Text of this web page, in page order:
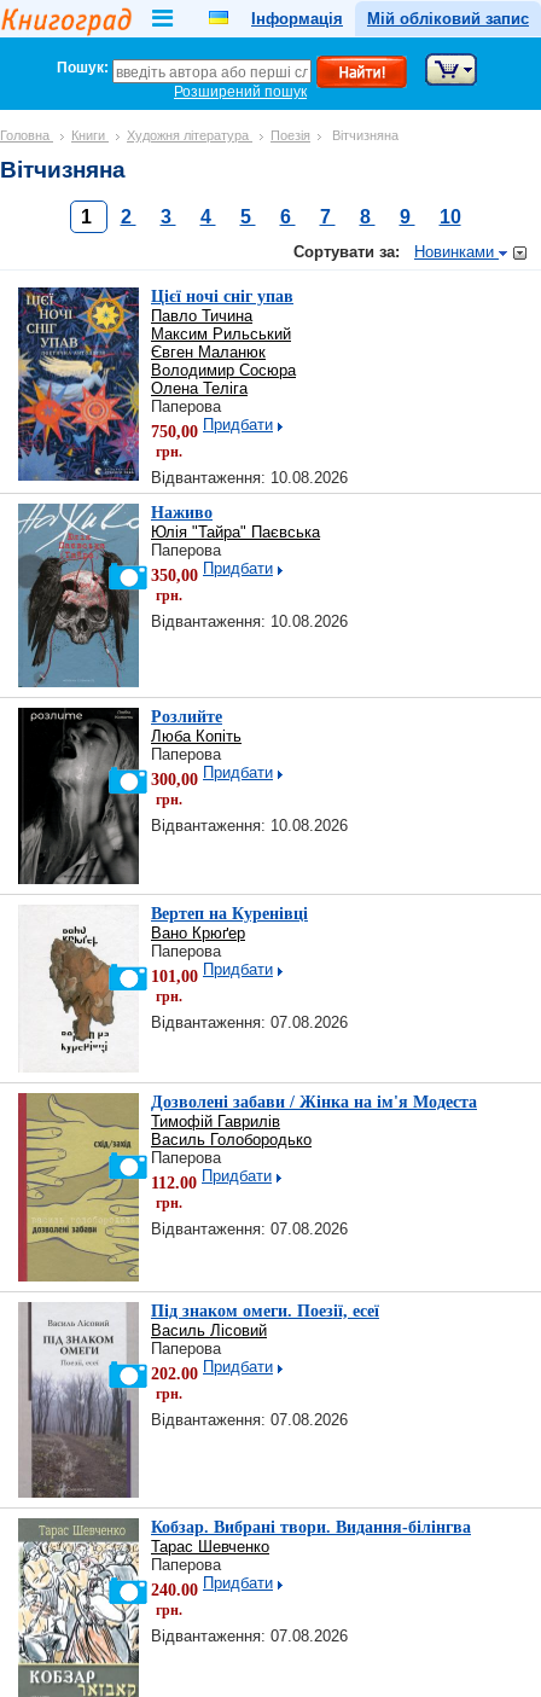
Інформація Мій обліковий запис
Пошук:
Розширений пошук
Головна Книги Художня література Поезія Вітчизняна
Вітчизняна
1 2 3 4 5 6 7 8 9 10
Сортувати за: Новинками
Цієї ночі сніг упав
Павло Тичина
Максим Рильський
Євген Маланюк
Володимир Сосюра
Олена Теліга
Паперова
750,00
грн.
Придбати
Відвантаження: 10.08.2026
Наживо
Юлія "Тайра" Паєвська
Паперова
350,00
грн.
Придбати
Відвантаження: 10.08.2026
Розлийте
Люба Копіть
Паперова
300,00
грн.
Придбати
Відвантаження: 10.08.2026
Вертеп на Куренівці
Вано Крюґер
Паперова
101,00
грн.
Придбати
Відвантаження: 07.08.2026
Дозволені забави / Жінка на ім'я Модеста
Тимофій Гаврилів
Василь Голобородько
Паперова
112.00
грн.
Придбати
Відвантаження: 07.08.2026
Під знаком омеги. Поезії, есеї
Василь Лісовий
Паперова
202.00
грн.
Придбати
Відвантаження: 07.08.2026
Кобзар. Вибрані твори. Видання-білінгва
Тарас Шевченко
Паперова
240.00
грн.
Придбати
Відвантаження: 07.08.2026